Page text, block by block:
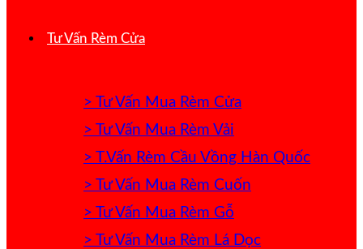
Tư Vấn Rèm Cửa
> Tư Vấn Mua Rèm Cửa
> Tư Vấn Mua Rèm Vải
> T.Vấn Rèm Cầu Vồng Hàn Quốc
> Tư Vấn Mua Rèm Cuốn
> Tư Vấn Mua Rèm Gỗ
> Tư Vấn Mua Rèm Lá Dọc